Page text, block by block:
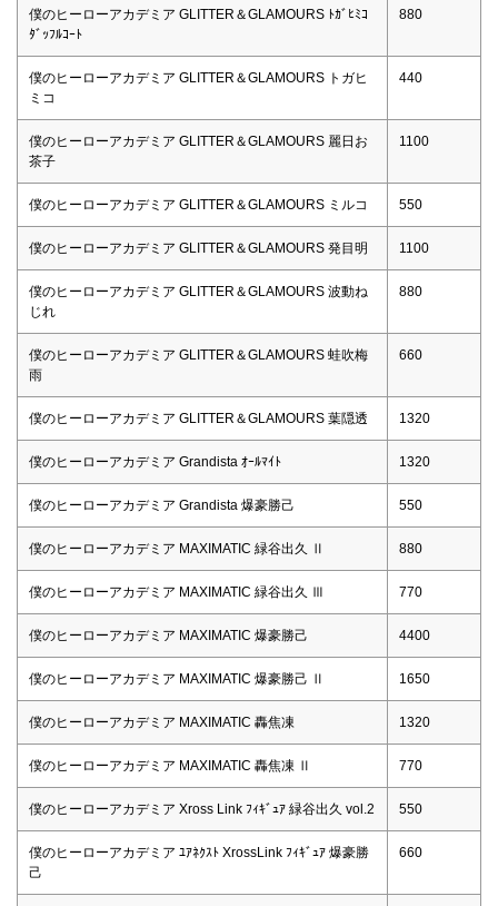
僕のヒーローアカデミア GLITTER＆GLAMOURS ﾄｶﾞﾋﾐｺ
ﾀﾞｯﾌﾙｺｰﾄ
880
僕のヒーローアカデミア GLITTER＆GLAMOURS トガヒ
ミコ
440
僕のヒーローアカデミア GLITTER＆GLAMOURS 麗日お
茶子
1100
僕のヒーローアカデミア GLITTER＆GLAMOURS ミルコ 550
僕のヒーローアカデミア GLITTER＆GLAMOURS 発目明 1100
僕のヒーローアカデミア GLITTER＆GLAMOURS 波動ね
じれ
880
僕のヒーローアカデミア GLITTER＆GLAMOURS 蛙吹梅
雨
660
僕のヒーローアカデミア GLITTER＆GLAMOURS 葉隠透 1320
僕のヒーローアカデミア Grandista ｵｰﾙﾏｲﾄ 1320
僕のヒーローアカデミア Grandista 爆豪勝己 550
僕のヒーローアカデミア MAXIMATIC 緑谷出久 Ⅱ 880
僕のヒーローアカデミア MAXIMATIC 緑谷出久 Ⅲ 770
僕のヒーローアカデミア MAXIMATIC 爆豪勝己 4400
僕のヒーローアカデミア MAXIMATIC 爆豪勝己 Ⅱ 1650
僕のヒーローアカデミア MAXIMATIC 轟焦凍 1320
僕のヒーローアカデミア MAXIMATIC 轟焦凍 Ⅱ 770
僕のヒーローアカデミア Xross Link ﾌｨｷﾞｭｱ 緑谷出久 vol.2 550
僕のヒーローアカデミア ﾕｱﾈｸｽﾄ XrossLink ﾌｨｷﾞｭｱ 爆豪勝
己
660